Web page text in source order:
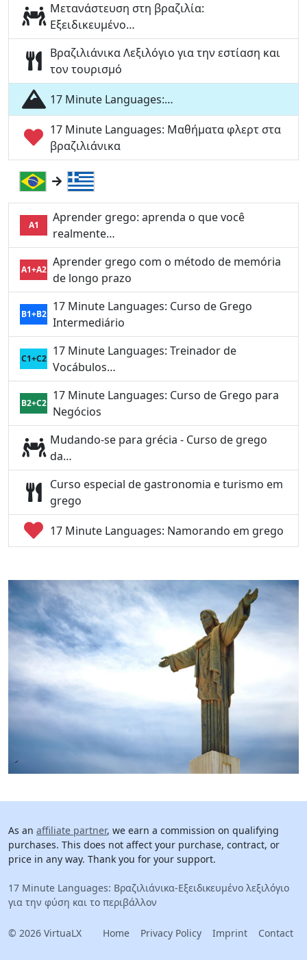
Μετανάστευση στη βραζιλία:
Εξειδικευμένο…
Βραζιλιάνικα Λεξιλόγιο για την εστίαση και
τον τουρισμό
17 Minute Languages:…
17 Minute Languages: Μαθήματα φλερτ στα
βραζιλιάνικα
A1
Aprender grego: aprenda o que você
realmente…
A1+A2
Aprender grego com o método de memória
de longo prazo
B1+B2
17 Minute Languages: Curso de Grego
Intermediário
C1+C2
17 Minute Languages: Treinador de
Vocábulos…
B2+C2
17 Minute Languages: Curso de Grego para
Negócios
Mudando-se para grécia - Curso de grego
da…
Curso especial de gastronomia e turismo em
grego
17 Minute Languages: Namorando em grego
As an affiliate partner, we earn a commission on qualifying
purchases. This does not affect your purchase, contract, or
price in any way. Thank you for your support.
17 Minute Languages: Βραζιλιάνικα-Εξειδικευμένο λεξιλόγιο
για την φύση και το περιβάλλον
© 2026 VirtuaLX Home Privacy Policy Imprint Contact